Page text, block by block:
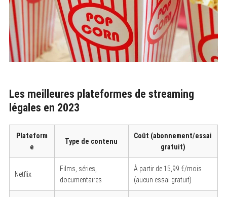
Les meilleures plateformes de streaming
légales en 2023
Plateform
e
Type de contenu
Coût (abonnement/essai
gratuit)
Netflix
Films, séries,
documentaires
À partir de 15,99 €/mois
(aucun essai gratuit)